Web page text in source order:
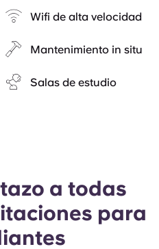
Wifi de alta velocidad
Mantenimiento in situ
Salas de estudio
a todas
para